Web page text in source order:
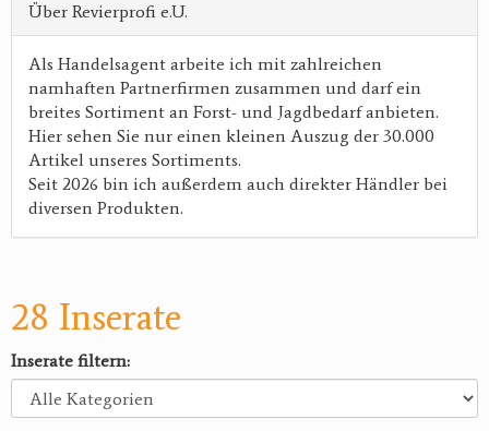
Über Revierprofi e.U.
Als Handelsagent arbeite ich mit zahlreichen
namhaften Partnerfirmen zusammen und darf ein
breites Sortiment an Forst- und Jagdbedarf anbieten.
Hier sehen Sie nur einen kleinen Auszug der 30.000
Artikel unseres Sortiments.
Seit 2026 bin ich außerdem auch direkter Händler bei
diversen Produkten.
28 Inserate
Inserate filtern: